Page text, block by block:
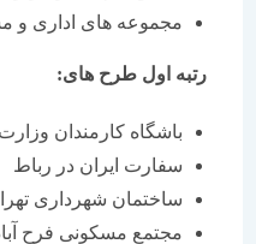
مجموعه های اداری و
رتبه اول طرح های:
باشگاه كارمندان وزارت كشور
سفارت ایران در رباط
ساختمان شهرداری تهران
مجتمع مسكونی فرح آباد